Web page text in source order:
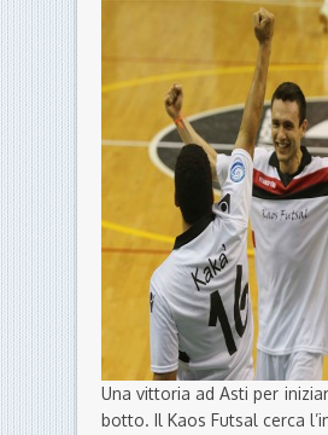
Una vittoria ad Asti per
botto. Il Kaos Futsal cerca